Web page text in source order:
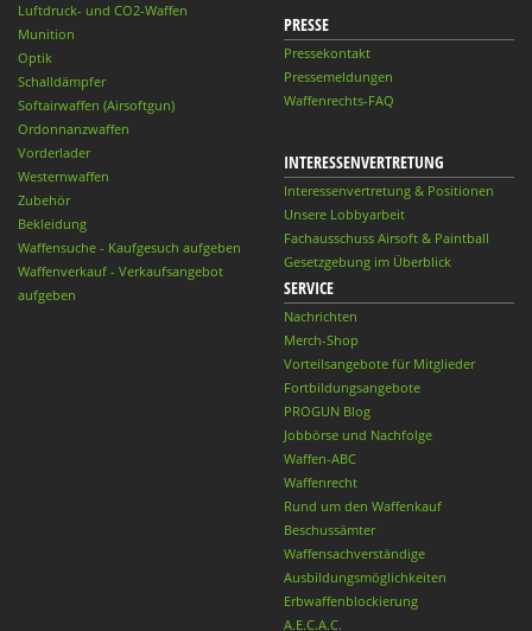
Luftdruck- und CO2-Waffen
Munition
Optik
Schalldämpfer
Softairwaffen (Airsoftgun)
Ordonnanzwaffen
Vorderlader
Westernwaffen
Zubehör
Bekleidung
Waffensuche - Kaufgesuch aufgeben
Waffenverkauf - Verkaufsangebot
aufgeben
PRESSE
Pressekontakt
Pressemeldungen
Waffenrechts-FAQ
INTERESSENVERTRETUNG
Interessenvertretung & Positionen
Unsere Lobbyarbeit
Fachausschuss Airsoft & Paintball
Gesetzgebung im Überblick
SERVICE
Nachrichten
Merch-Shop
Vorteilsangebote für Mitglieder
Fortbildungsangebote
PROGUN Blog
Jobbörse und Nachfolge
Waffen-ABC
Waffenrecht
Rund um den Waffenkauf
Beschussämter
Waffensachverständige
Ausbildungsmöglichkeiten
Erbwaffenblockierung
A.E.C.A.C.